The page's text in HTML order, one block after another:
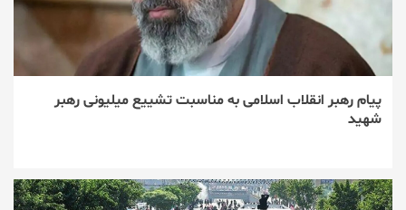
پیام رهبر انقلاب اسلامی به مناسبت تشییع میلیونی رهبر
شهید